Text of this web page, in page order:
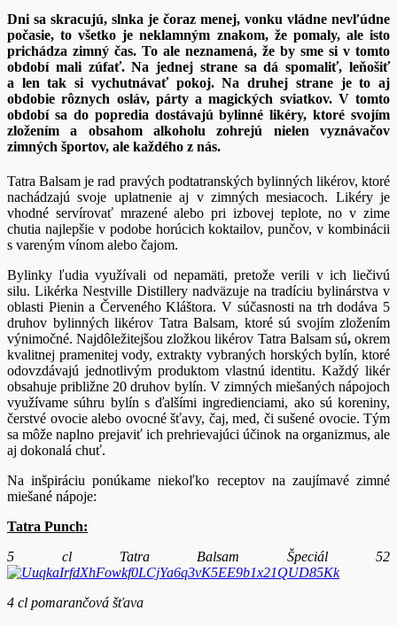
Dni sa skracujú, slnka je čoraz menej, vonku vládne nevľúdne
počasie, to všetko je neklamným znakom, že pomaly, ale isto
prichádza zimný čas. To ale neznamená, že by sme si v tomto
období mali zúfať. Na jednej strane sa dá spomaliť, leňošiť
a len tak si vychutnávať pokoj. Na druhej strane je to aj
obdobie rôznych osláv, párty a magických sviatkov. V tomto
období sa do popredia dostávajú bylinné likéry, ktoré svojím
zložením a obsahom alkoholu zohrejú nielen vyznávačov
zimných športov, ale každého z nás.
Tatra Balsam je rad pravých podtatranských bylinných likérov, ktoré
nachádzajú svoje uplatnenie aj v zimných mesiacoch. Likéry je
vhodné servírovať mrazené alebo pri izbovej teplote, no v zime
chutia najlepšie v podobe horúcich koktailov, punčov, v kombinácii
s vareným vínom alebo čajom.
Bylinky ľudia využívali od nepamäti, pretože verili v ich liečivú
silu. Likérka Nestville Distillery nadväzuje na tradíciu bylinárstva v
oblasti Pienin a Červeného Kláštora. V súčasnosti na trh dodáva 5
druhov bylinných likérov Tatra Balsam, ktoré sú svojím zložením
výnimočné. Najdôležitejšou zložkou likérov Tatra Balsam sú,okrem
kvalitnej pramenitej vody, extrakty vybraných horských bylín, ktoré
odovzdávajú jednotlivým produktom vlastnú identitu. Každý likér
obsahuje približne 20 druhov bylín. V zimných miešaných nápojoch
využívame súhru bylín s ďalšími ingredienciami, ako sú koreniny,
čerstvé ovocie alebo ovocné šťavy, čaj, med, či sušené ovocie. Tým
sa môže naplno prejaviť ich prehrievajúci účinok na organizmus, ale
aj dokonalá chuť.
Na inšpiráciu ponúkame niekoľko receptov na zaujímavé zimné
miešané nápoje:
Tatra Punch:
5 cl Tatra Balsam Špeciál 52
4 cl pomarančová šťava